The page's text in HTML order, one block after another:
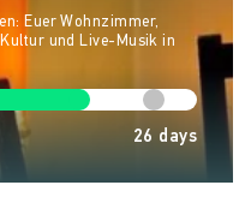
Euer Wohnzimmer,
und Live-Musik in
26 days